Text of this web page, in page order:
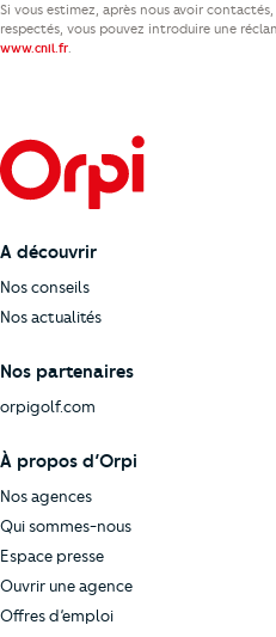
Si vous estimez, après nous avoir
respectés, vous pouvez introduire une
www.cnil.fr.
A découvrir
Nos conseils
Nos actualités
Nos partenaires
orpigolf.com
À propos d’Orpi
Nos agences
Qui sommes-nous
Espace presse
Ouvrir une agence
Offres d’emploi